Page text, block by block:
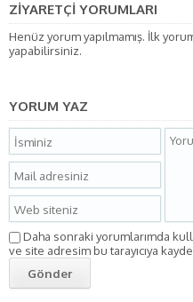
ZİYARETÇİ YORUMLARI
Henüz yorum yapılmamış. İlk
yapabilirsiniz.
YORUM YAZ
Daha sonraki yorumlarımda
ve site adresim bu tarayıcıya